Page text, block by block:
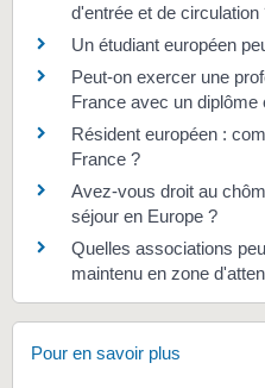
d'entrée et de circulation
Un étudiant européen
Peut-on exercer une
France avec un diplôme
Résident européen :
France ?
Avez-vous droit au
séjour en Europe ?
Quelles associations
maintenu en zone
Pour en savoir plus